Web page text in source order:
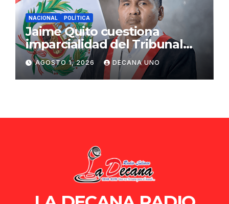
NACIONAL POLÍTICA
Jaime Quito cuestiona
imparcialidad del Tribunal
Constitucional tras liberación
de Ollanta Humala
AGOSTO 1, 2026 DECANA UNO